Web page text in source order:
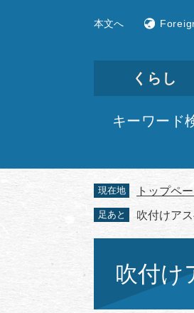
本文へ
くらし
キーワード
現在地 トップペ
足あと 吹付けア
吹付け